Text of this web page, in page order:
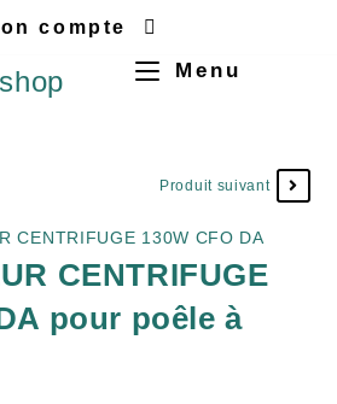
compte
Menu
Produit suivant
CENTRIFUGE
pour poêle à